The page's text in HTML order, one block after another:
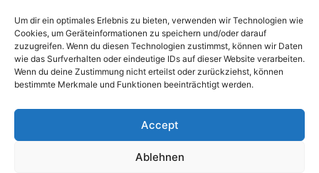
Um dir ein optimales Erlebnis zu bieten, verwenden wir Technologien wie
Cookies, um Geräteinformationen zu speichern und/oder darauf
zuzugreifen. Wenn du diesen Technologien zustimmst, können wir Daten
wie das Surfverhalten oder eindeutige IDs auf dieser Website verarbeiten.
Wenn du deine Zustimmung nicht erteilst oder zurückziehst, können
bestimmte Merkmale und Funktionen beeinträchtigt werden.
Accept
Ablehnen
Pilzseite
Seltene Pilze aus Mainfranken und
Deutschland